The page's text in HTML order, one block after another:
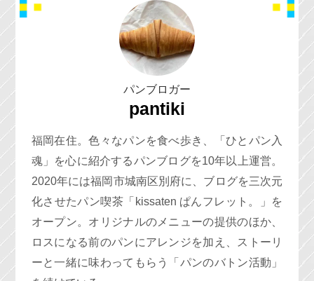
パンブロガー
pantiki
福岡在住。色々なパンを食べ歩き、「ひとパン入
魂」を心に紹介するパンブログを10年以上運営。
2020年には福岡市城南区別府に、ブログを三次元
化させたパン喫茶「kissaten ぱんフレット。」を
オープン。オリジナルのメニューの提供のほか、
ロスになる前のパンにアレンジを加え、ストーリ
ーと一緒に味わってもらう「パンのバトン活動」